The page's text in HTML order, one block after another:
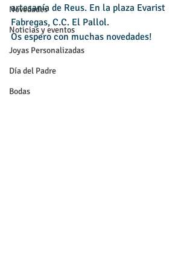
Novedades
Noticias y eventos
Joyas Personalizadas
Día del Padre
Bodas
artesanía de Reus. En la plaza Evarist
Fabregas, C.C. El Pallol.
Os espero con muchas novedades!